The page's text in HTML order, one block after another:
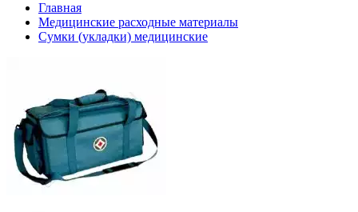
Главная
Медицинские расходные материалы
Сумки (укладки) медицинские